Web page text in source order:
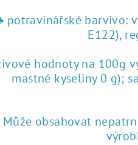
potravinářské barvivo:
E122),
hodnoty na 100g
mastné kyseliny 0 g);
Může obsahovat